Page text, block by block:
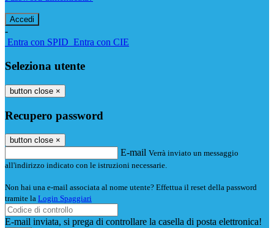
-
Entra con SPID Entra con CIE
Seleziona utente
button close ×
Recupero password
button close ×
E-mail Verrà inviato un messaggio
all'indirizzo indicato con le istruzioni necessarie.
Non hai una e-mail associata al nome utente? Effettua il reset della password
tramite la Login Spaggiari
E-mail inviata, si prega di controllare la casella di posta elettronica!